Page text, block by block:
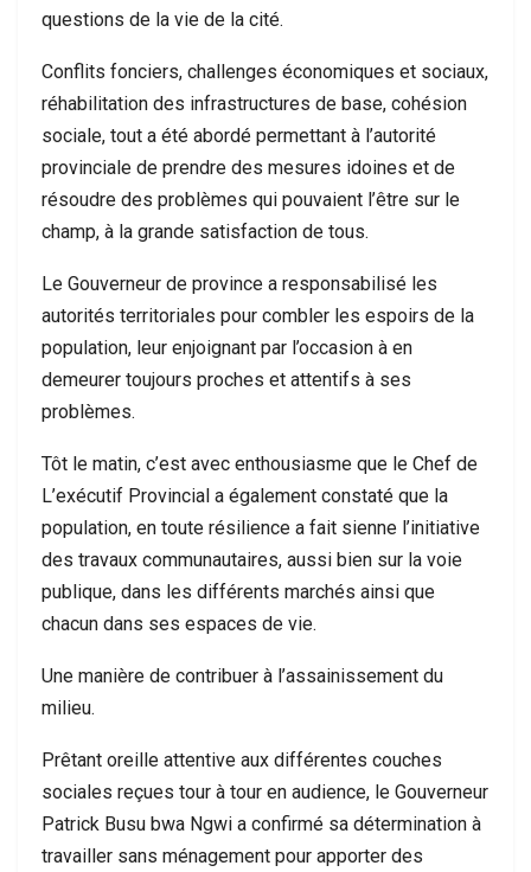
questions de la vie de la cité.
Conflits fonciers, challenges économiques et sociaux,
réhabilitation des infrastructures de base, cohésion
sociale, tout a été abordé permettant à l’autorité
provinciale de prendre des mesures idoines et de
résoudre des problèmes qui pouvaient l’être sur le
champ, à la grande satisfaction de tous.
Le Gouverneur de province a responsabilisé les
autorités territoriales pour combler les espoirs de la
population, leur enjoignant par l’occasion à en
demeurer toujours proches et attentifs à ses
problèmes.
Tôt le matin, c’est avec enthousiasme que le Chef de
L’exécutif Provincial a également constaté que la
population, en toute résilience a fait sienne l’initiative
des travaux communautaires, aussi bien sur la voie
publique, dans les différents marchés ainsi que
chacun dans ses espaces de vie.
Une manière de contribuer à l’assainissement du
milieu.
Prêtant oreille attentive aux différentes couches
sociales reçues tour à tour en audience, le Gouverneur
Patrick Busu bwa Ngwi a confirmé sa détermination à
travailler sans ménagement pour apporter des